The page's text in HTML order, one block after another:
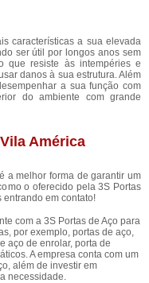
características a sua elevada
ser útil por longos anos sem
que resiste às intempéries e
danos à sua estrutura. Além
a sua função com
do ambiente com grande
América
a melhor forma de garantir um
o oferecido pela 3S Portas
entrando em contato!
com a 3S Portas de Aço para
por exemplo, portas de aço,
aço de enrolar, porta de
A empresa conta com um
além de investir em
necessidade.